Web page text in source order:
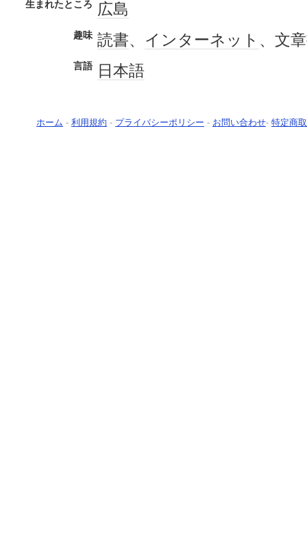
生まれたところ 広島
趣味 読書、 インターネット 、文
言語 日本語
ホーム - 利用規約 - プライバシーポリシー - お問い合わせ- 特定商